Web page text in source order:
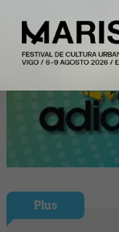
Plus